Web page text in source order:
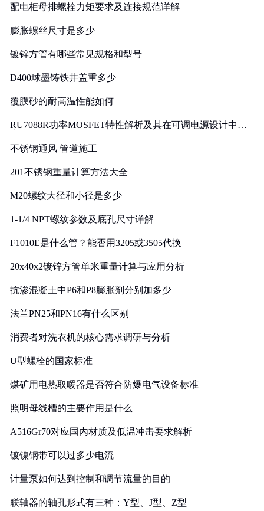
配电柜母排螺栓力矩要求及连接规范详解
膨胀螺丝尺寸是多少
镀锌方管有哪些常见规格和型号
D400球墨铸铁井盖重多少
覆膜砂的耐高温性能如何
RU7088R功率MOSFET特性解析及其在可调电源设计中的
不锈钢通风 管道施工
201不锈钢重量计算方法大全
M20螺纹大径和小径是多少
1-1/4 NPT螺纹参数及底孔尺寸详解
F1010E是什么管？能否用3205或3505代换
20x40x2镀锌方管单米重量计算与应用分析
抗渗混凝土中P6和P8膨胀剂分别加多少
法兰PN25和PN16有什么区别
消费者对洗衣机的核心需求调研与分析
U型螺栓的国家标准
煤矿用电热取暖器是否符合防爆电气设备标准
照明母线槽的主要作用是什么
A516Gr70对应国内材质及低温冲击要求解析
镀镍钢带可以过多少电流
计量泵如何达到控制和调节流量的目的
联轴器的轴孔形式有三种：Y型、J型、Z型